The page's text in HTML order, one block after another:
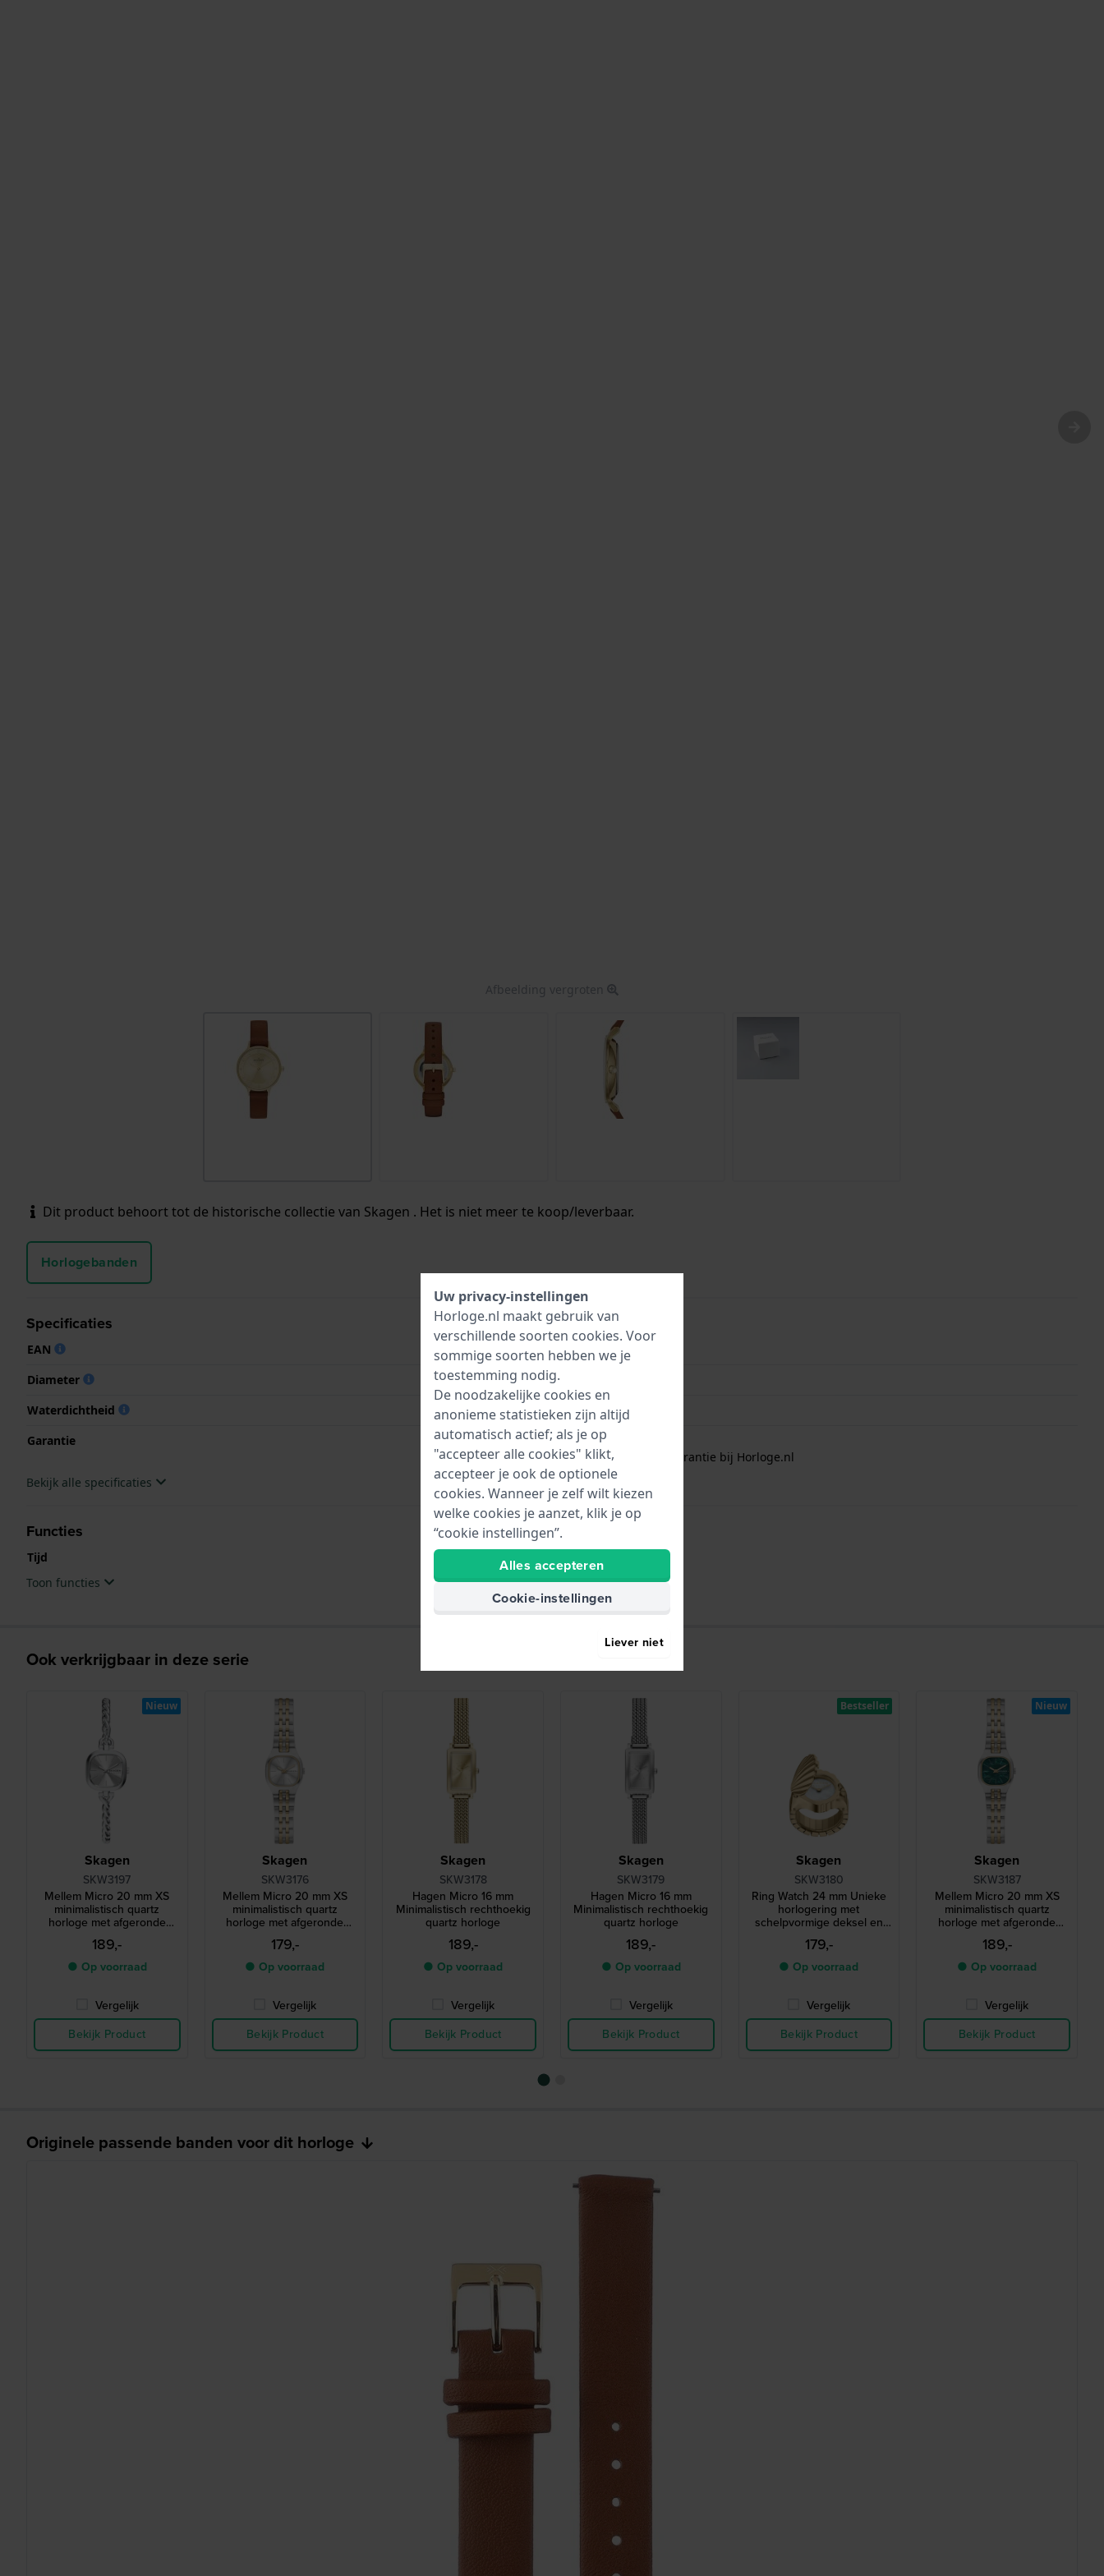
Afbeelding vergroten
Dit product behoort tot de historische collectie van Skagen . Het is niet meer te koop/leverbaar.
Horlogebanden
Specificaties
EAN
4053858217836
Diameter
30 mm
Waterdichtheid
3 Bar (handen wassen)
Garantie
2 jaar garantie
Gratis1 jaar extra garantie bij Horloge.nl
Bekijk alle specificaties
Functies
Tijd
Uren - Analoge wijzer
Toon functies
Ook verkrijgbaar in deze serie
Skagen
SKW3197
Mellem Micro 20 mm XS
minimalistisch quartz
horloge met afgeronde
rechthoekige kast
189,-
● Op voorraad
Vergelijk
Bekijk Product
Nieuw
Skagen
SKW3176
Mellem Micro 20 mm XS
minimalistisch quartz
horloge met afgeronde
rechthoekige kast
179,-
● Op voorraad
Vergelijk
Bekijk Product
Skagen
SKW3178
Hagen Micro 16 mm
Minimalistisch rechthoekig
quartz horloge
189,-
● Op voorraad
Vergelijk
Bekijk Product
Skagen
SKW3179
Hagen Micro 16 mm
Minimalistisch rechthoekig
quartz horloge
189,-
● Op voorraad
Vergelijk
Bekijk Product
Skagen
SKW3180
Ring Watch 24 mm Unieke
horlogering met
schelpvormige deksel en
parelmoer wijzerplaat
179,-
● Op voorraad
Vergelijk
Bekijk Product
Bestseller
Skagen
SKW3187
Mellem Micro 20 mm XS
minimalistisch quartz
horloge met afgeronde
rechthoekige kast
189,-
● Op voorraad
Vergelijk
Bekijk Product
Nieuw
Originele passende banden voor dit horloge
Uw privacy-instellingen
Horloge.nl maakt gebruik van
verschillende soorten cookies. Voor
sommige soorten hebben we je
toestemming nodig.
De noodzakelijke cookies en
anonieme statistieken zijn altijd
automatisch actief; als je op
"accepteer alle cookies" klikt,
accepteer je ook de optionele
cookies. Wanneer je zelf wilt kiezen
welke cookies je aanzet, klik je op
“cookie instellingen”.
Alles accepteren
Cookie-instellingen
Liever niet